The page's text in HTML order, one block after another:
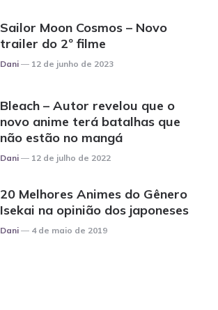
Sailor Moon Cosmos – Novo
trailer do 2º filme
Posted
Dani 12 de junho de 2023
Bleach – Autor revelou que o
novo anime terá batalhas que
não estão no mangá
Posted
Dani 12 de julho de 2022
20 Melhores Animes do Gênero
Isekai na opinião dos japoneses
Posted
Dani 4 de maio de 2019